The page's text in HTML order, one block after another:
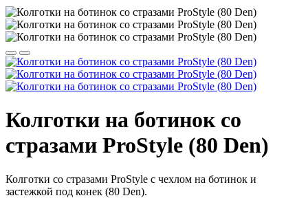
Колготки на ботинок со
стразами ProStyle (80 Den)
Колготки со стразами ProStyle c чехлом на ботинок и
застежкой под конек (80 Den).